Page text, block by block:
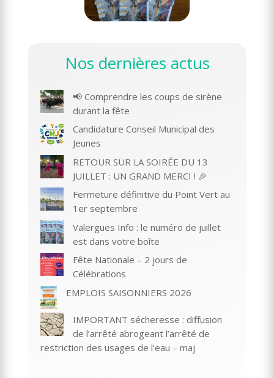
Nos dernières actus
📢 Comprendre les coups de sirène
durant la fête
Candidature Conseil Municipal des
Jeunes
RETOUR SUR LA SOIRÉE DU 13
JUILLET : UN GRAND MERCI ! 🎉
Fermeture définitive du Point Vert au
1er septembre
Valergues Info : le numéro de juillet
est dans votre boîte
Fête Nationale – 2 jours de
Célébrations
EMPLOIS SAISONNIERS 2026
IMPORTANT sécheresse : diffusion
de l’arrêté abrogeant l’arrêté de
restriction des usages de l’eau – maj